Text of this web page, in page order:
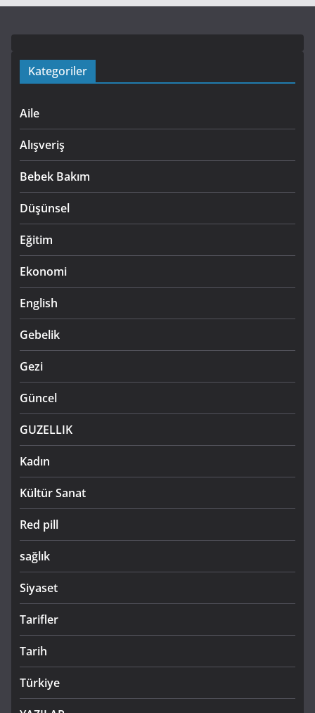
Kategoriler
Aile
Alışveriş
Bebek Bakım
Düşünsel
Eğitim
Ekonomi
English
Gebelik
Gezi
Güncel
GUZELLIK
Kadın
Kültür Sanat
Red pill
sağlık
Siyaset
Tarifler
Tarih
Türkiye